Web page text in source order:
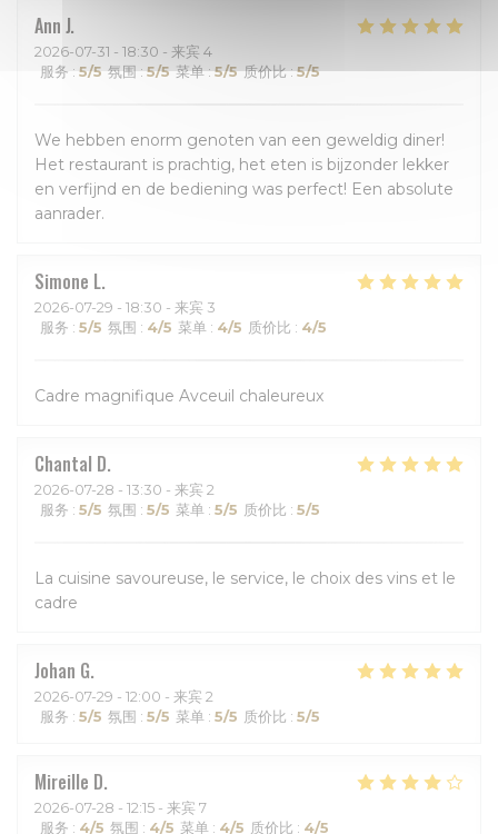
Ann J
2026-07-31 - 18:30 - 来宾 4
服务 : 5/5 氛围:5/5 菜单:5/5 质价比:5/5
We hebben enorm genoten van een geweldig diner!
Het restaurant is prachtig, het eten is bijzonder lekker
en verfijnd en de bediening was perfect! Een absolute
aanrader.
Simone L
2026-07-29 - 18:30 - 来宾 3
服务 : 5/5 氛围 : 4/5 菜单 : 4/5 质价比 : 4/5
Cadre magnifique Avceuil chaleureux
Chantal D
2026-07-28 - 13:30 - 来宾 2
服务 : 5/5 氛围 : 5/5 菜单 : 5/5 质价比 : 5/5
La cuisine savoureuse, le service, le choix des vins et le
cadre
Johan G
2026-07-29 - 12:00 - 来宾 2
服务 : 5/5 氛围 : 5/5 菜单 : 5/5 质价比 : 5/5
Mireille D
2026-07-28 - 12:15 - 来宾 7
服务 : 4/5 氛围 : 4/5 菜单 : 4/5 质价比 : 4/5